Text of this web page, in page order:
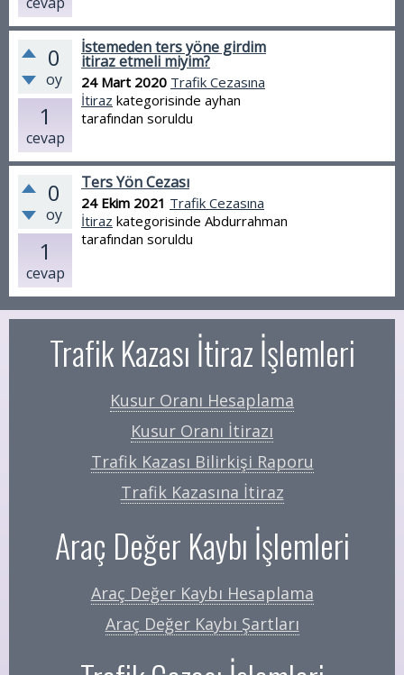
0
oy
1
cevap
İstemeden ters yöne girdim
itiraz etmeli miyim?
24 Mart 2020 Trafik Cezasına
İtiraz kategorisinde ayhan
tarafından soruldu
0
oy
1
cevap
Ters Yön Cezası
24 Ekim 2021 Trafik Cezasına
İtiraz kategorisinde Abdurrahman
tarafından soruldu
Trafik Kazası İtiraz İşlemleri
Kusur Oranı Hesaplama
Kusur Oranı İtirazı
Trafik Kazası Bilirkişi Raporu
Trafik Kazasına İtiraz
Araç Değer Kaybı İşlemleri
Araç Değer Kaybı Hesaplama
Araç Değer Kaybı Şartları